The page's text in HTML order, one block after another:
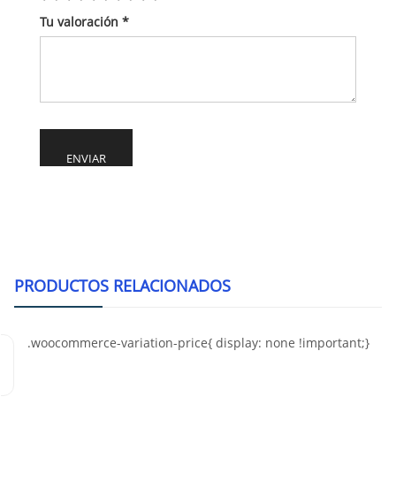
Tu valoración *
PRODUCTOS RELACIONADOS